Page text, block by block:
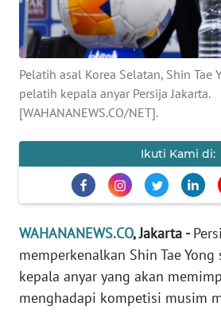
Pelatih asal Korea Selatan, Shin Tae
pelatih kepala anyar Persija Jakarta.
[WAHANANEWS.CO/NET].
Ikuti Kami di:
WAHANANEWS.CO, Jakarta -
memperkenalkan Shin Tae
kepala anyar yang akan
menghadapi kompetisi musim
PENDIDIKAN
OLAHRAGA
OPINI
INDEKS
BERITA
KONTAK
KAMI